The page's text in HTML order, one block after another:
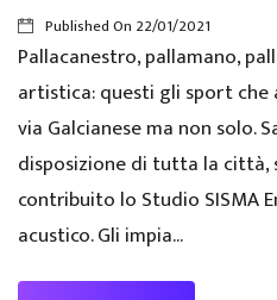
Published On 22/01/2021
Pallacanestro, pallamano,
artistica: questi gli sport che
via Galcianese ma non solo.
disposizione di tutta la città,
contribuito lo Studio SISMA
acustico. Gli impia...